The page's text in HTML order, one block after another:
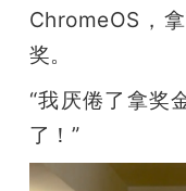
ChromeOS，
奖。
“我厌倦了拿奖
了！”